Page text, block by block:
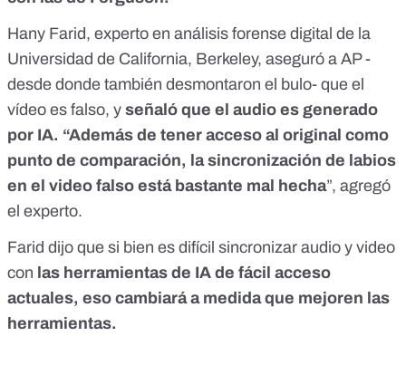
Hany Farid, experto en análisis forense digital de la
Universidad de California, Berkeley, aseguró a AP -
desde donde también desmontaron el bulo- que el
vídeo es falso, y señaló que el audio es generado
por IA. “Además de tener acceso al original como
punto de comparación, la sincronización de labios
en el video falso está bastante mal hecha”, agregó
el experto.
Farid dijo que si bien es difícil sincronizar audio y video
con las herramientas de IA de fácil acceso
actuales, eso cambiará a medida que mejoren las
herramientas.